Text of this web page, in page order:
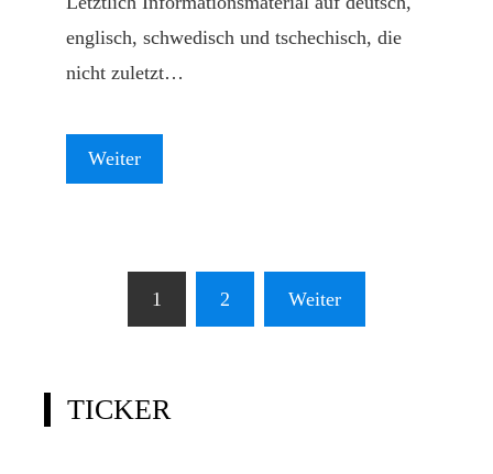
englisch, schwedisch und tschechisch, die
nicht zuletzt…
Weiter
Seitennummerierung
Beiträge
1 2 Weiter
TICKER